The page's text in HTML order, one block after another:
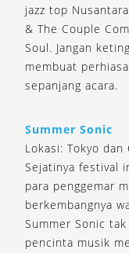
jazz top
& The Couple
Soul. Jangan
membuat
sepanjang acara.
Summer Sonic
Lokasi: Tokyo dan
Sejatinya festival
para penggemar
berkembangnya
Summer Sonic
pencinta musik